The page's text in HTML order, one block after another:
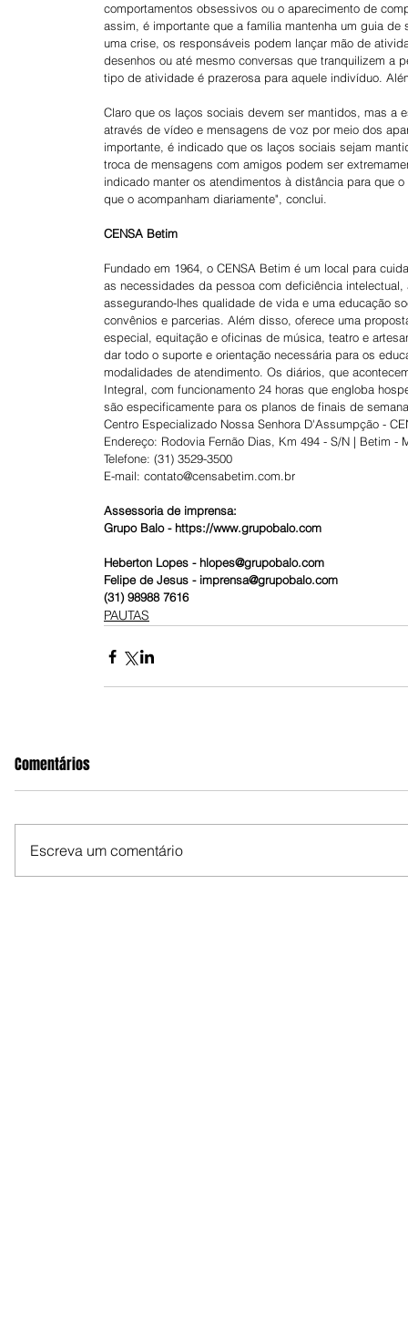
comportamentos obsessivos ou o aparecimento de
assim, é importante que a família mantenha um guia
uma crise, os responsáveis podem lançar mão de
desenhos ou até mesmo conversas que tranquilizem a
tipo de atividade é prazerosa para aquele indivíduo.
Claro que os laços sociais devem ser mantidos, mas
através de vídeo e mensagens de voz por meio dos
importante, é indicado que os laços sociais sejam
troca de mensagens com amigos podem ser
indicado manter os atendimentos à distância para que
que o acompanham diariamente", conclui.
CENSA Betim
Fundado em 1964, o CENSA Betim é um local para
as necessidades da pessoa com deficiência
assegurando-lhes qualidade de vida e uma educação
convênios e parcerias. Além disso, oferece uma
especial, equitação e oficinas de música, teatro e
dar todo o suporte e orientação necessária para os
modalidades de atendimento. Os diários, que
Integral, com funcionamento 24 horas que engloba
são especificamente para os planos de finais de
Centro Especializado Nossa Senhora D'Assumpção -
Endereço: Rodovia Fernão Dias, Km 494 - S/N | Betim -
Telefone: (31) 3529-3500
E-mail: contato@censabetim.com.br
Assessoria de imprensa:
Grupo Balo - https://www.grupobalo.com
Heberton Lopes - hlopes@grupobalo.com
Felipe de Jesus - imprensa@grupobalo.com
(31) 98988 7616
PAUTAS
Comentários
Escreva um comentário